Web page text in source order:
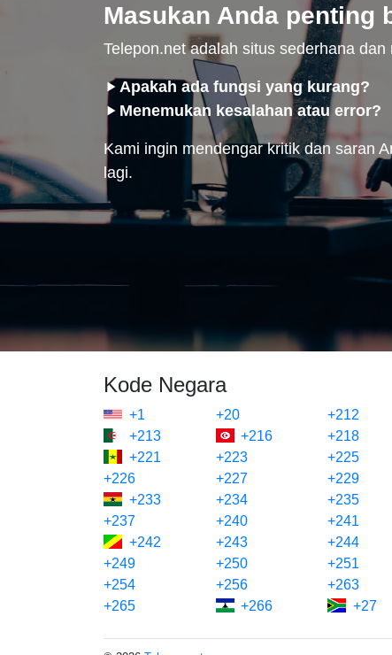
Masukan Anda penting
Telepon.net adalah situs sederhana
Apakah ada fungsi yang kurang?
Menemukan kesalahan atau error?
Kami ingin mendengar kritik dan saran
lagi.
Kode Negara
+1 +20
+212
+213
+216
+218
+221
+223
+225
+226
+227
+229
+233
+234
+235
+237
+240
+241
+242
+243
+244
+249
+250
+251
+254
+256
+263
+265
+266 +27